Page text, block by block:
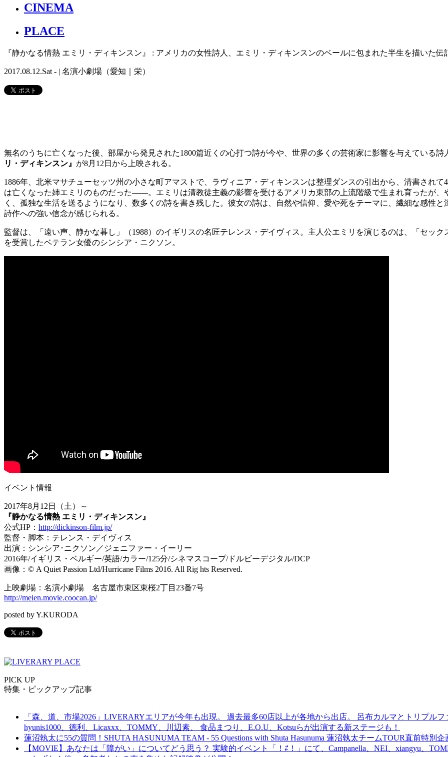
CINEMA
PLACE
『静かなる情熱 エミリ・ディキンスン』 : アメリカの女性詩人、エミリ・ディキンスンのベールに包まれた半生を描いた伝
2017.08.12.Sat - | 名演小劇場（愛知｜栄）
無名のうちに亡くなった後、部屋から発見された1800篇近くの心打つ詩が今や、世界の多くの芸術家に影響を与えている詩
リ・ディキンスン』 が8月12日から上映される。
1886年、北米マサチューセッツ州の小さな町アマストで、ラヴィニア・ディキンスンは整理ダンスの引出から、清書され
は亡くなった姉エミリのものだった――。エミリは清教徒主義の影響を受けるアメリカ東部の上流階級で生まれ育ったが
く、孤独な生活を送るようになり、数多くの詩を書き残した。彼女の詩は、自然や信仰、愛や死をテーマに、繊細な感性
詩作への強い信念が感じられる。
監督は、「遠い声、静かな暮し」（1988）のイギリスの名匠テレンス・デイヴィス。主人公エミリを演じるのは、「セッ
を受賞したベテラン女優のシンシア・ニクソン。
イベント情報
2017年8月12日（土）～
『静かなる情熱 エミリ・ディキンスン』
公式HP： http://dickinson-film.jp/
監督・脚本：テレンス・デイヴィス
出演：シンシア･ニクソン／ジェニファー・イーリー
2016年/イギリス・ベルギー/英語/カラー/125分/シネマスコープ/ドルビーデジタル/DCP
画像：© A Quiet Passion Ltd/Hurricane Films 2016. All Rig hts Reserved.
上映劇場：名演小劇場 名古屋市東区東桜2丁目23番7号
http://meien.movie.coocan.jp/
posted by Y.KURODA
PICK UP
特集・ピックアップ記事
「森、道、市場2026」LIVERARYエリアが今年も出現。 過去最多60店以上が各地から出店。 呂布カルマとトリプル
hyunis1000、徳利、Licaxxx、TOMMY、川辺素、 食品まつり、E.O.U、Kotsuらが出演する新ステージも！
蓮沼執太に55の質問！SHUTA HASUNUMA TEAM - 55 Questions with Shuta Hasunuma 蓮沼執太チームTOUR直前特別
【MOVIE】あなたは「障がい」についてどう思う？ 実験的イベント「！⇄！」にて、Campanella、NEI、xiangyu、